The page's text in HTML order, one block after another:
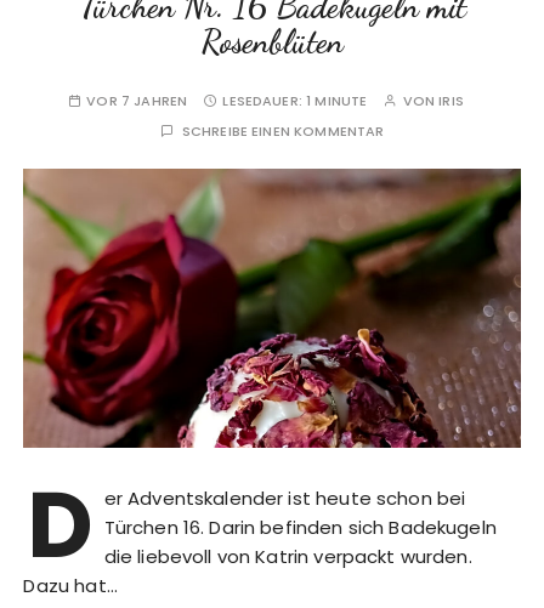
Rosenblüten
VOR 7 JAHREN LESEDAUER:1 MINUTE VONIRIS
SCHREIBE EINEN KOMMENTAR
D er Adventskalender ist heute schon bei
Türchen 16. Darin befinden sich Badekugeln
die liebevoll von Katrin verpackt wurden.
Dazu hat…